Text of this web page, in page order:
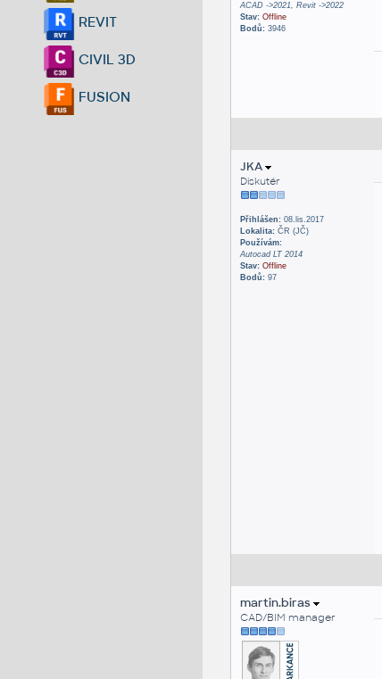
REVIT
CIVIL 3D
FUSION
ACAD ->2021, Revit ->2022
Stav: Offline
Bodů:3946
JKA
Diskutér
Přihlášen:08.lis.2017
Lokalita:ČR (JČ)
Používám:
Autocad LT 2014
Stav: Offline
Bodů:97
martin.biras
CAD/BIM manager